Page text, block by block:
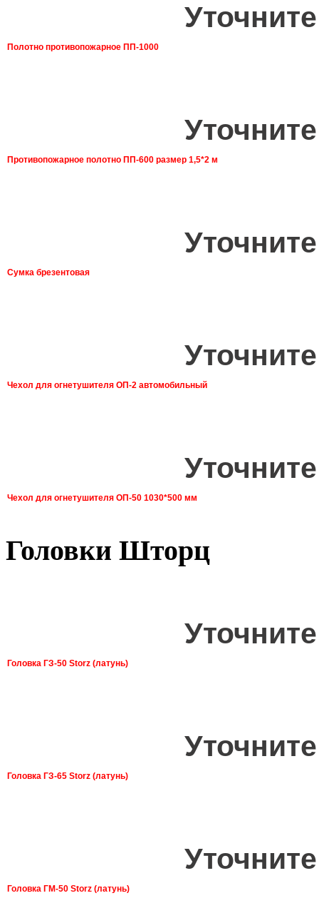
Полотно противопожарное ПП-1000
Противопожарное полотно ПП-600 размер 1,5*2 м
Сумка брезентовая
Чехол для огнетушителя ОП-2 автомобильный
Чехол для огнетушителя ОП-50 1030*500 мм
Головки Шторц
Головка ГЗ-50 Storz (латунь)
Головка ГЗ-65 Storz (латунь)
Головка ГМ-50 Storz (латунь)